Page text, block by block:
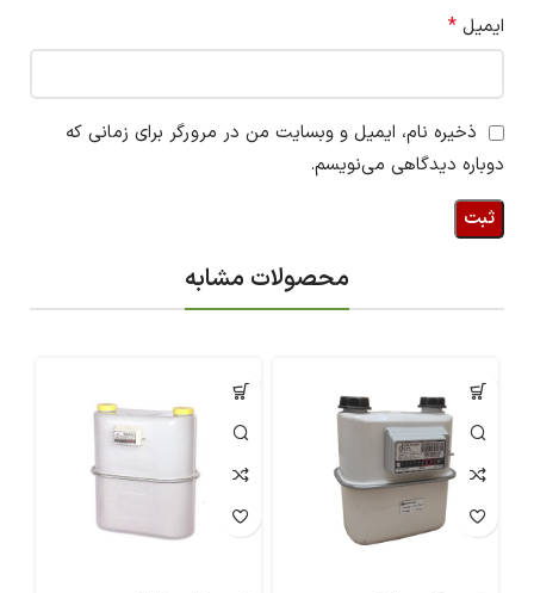
ایمیل *
ذخیره نام، ایمیل و وبسایت من در مرورگر برای زمانی که
دوباره دیدگاهی می‌نویسم.
محصولات مشابه